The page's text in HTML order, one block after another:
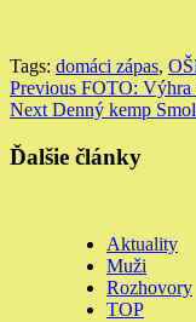
Tags: domáci zápas,
Continue
Reading
Previous FOTO: Výhra
Next Denný kemp
Ďalšie články
Aktuality
Muži
Rozhovory
TOP